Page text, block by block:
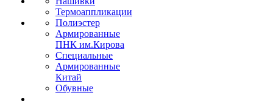
Термоаппликации
Полиэстер
Армированные
ПНК им.Кирова
Специальные
Армированные
Китай
Обувные